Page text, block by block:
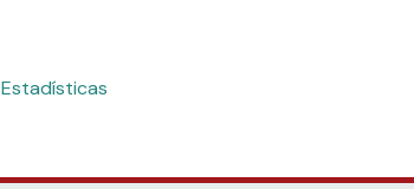
Estadísticas